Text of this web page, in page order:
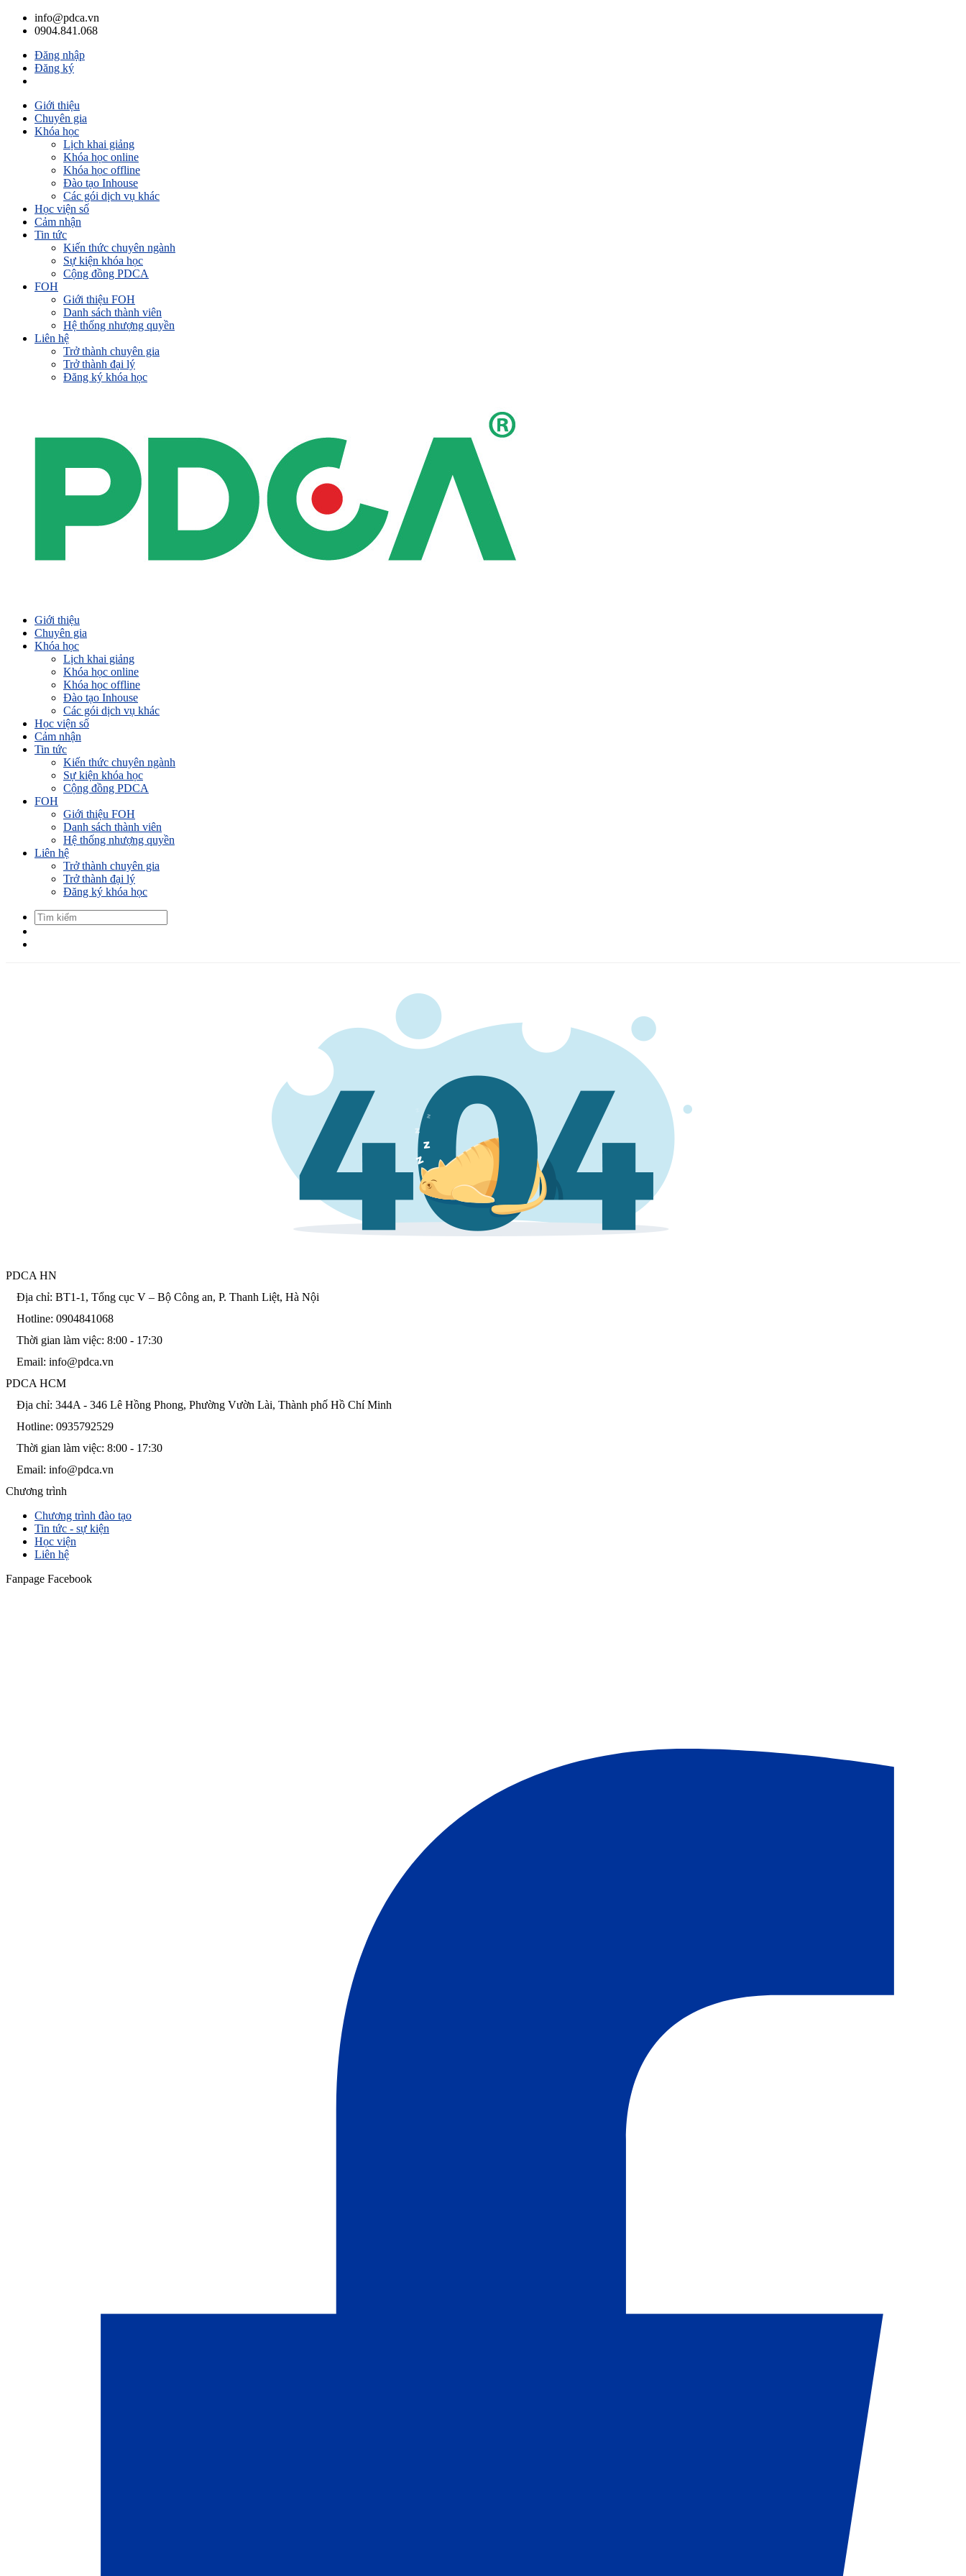
info@pdca.vn
0904.841.068
Đăng nhập
Đăng ký
Giới thiệu
Chuyên gia
Khóa học
Lịch khai giảng
Khóa học online
Khóa học offline
Đào tạo Inhouse
Các gói dịch vụ khác
Học viện số
Cảm nhận
Tin tức
Kiến thức chuyên ngành
Sự kiện khóa học
Cộng đồng PDCA
FOH
Giới thiệu FOH
Danh sách thành viên
Hệ thống nhượng quyền
Liên hệ
Trở thành chuyên gia
Trở thành đại lý
Đăng ký khóa học
Giới thiệu
Chuyên gia
Khóa học
Lịch khai giảng
Khóa học online
Khóa học offline
Đào tạo Inhouse
Các gói dịch vụ khác
Học viện số
Cảm nhận
Tin tức
Kiến thức chuyên ngành
Sự kiện khóa học
Cộng đồng PDCA
FOH
Giới thiệu FOH
Danh sách thành viên
Hệ thống nhượng quyền
Liên hệ
Trở thành chuyên gia
Trở thành đại lý
Đăng ký khóa học
PDCA HN
Địa chỉ: BT1-1, Tổng cục V – Bộ Công an, P. Thanh Liệt, Hà Nội
Hotline: 0904841068
Thời gian làm việc: 8:00 - 17:30
Email: info@pdca.vn
PDCA HCM
Địa chỉ: 344A - 346 Lê Hồng Phong, Phường Vườn Lài, Thành phố Hồ Chí Minh
Hotline: 0935792529
Thời gian làm việc: 8:00 - 17:30
Email: info@pdca.vn
Chương trình
Chương trình đào tạo
Tin tức - sự kiện
Học viện
Liên hệ
Fanpage Facebook